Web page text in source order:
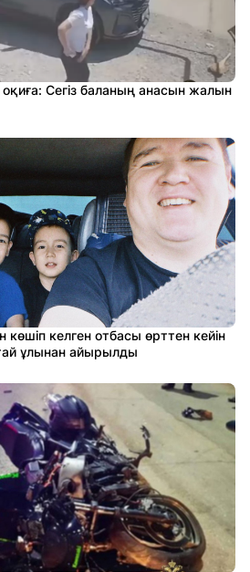
Сегіз баланың анасын жалын
көшіп келген отбасы өрттен кейін
ұлынан айырылды